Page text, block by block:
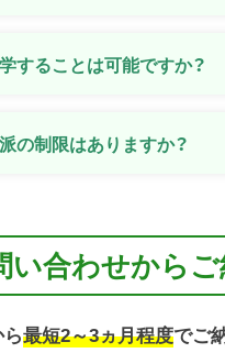
することは可能ですか？
の制限はありますか？
い合わせから
最短2～3ヵ月程度でご